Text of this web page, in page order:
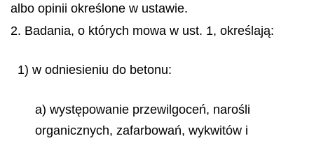
albo opinii określone w ustawie.
2. Badania, o których mowa w ust. 1, określają:
1) w odniesieniu do betonu:
a) występowanie przewilgoceń, narośli
organicznych, zafarbowań, wykwitów i